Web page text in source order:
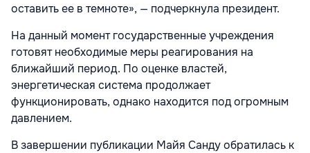
оставить ее в темноте», — подчеркнула президент.
На данный момент государственные учреждения
готовят необходимые меры реагирования на
ближайший период. По оценке властей,
энергетическая система продолжает
функционировать, однако находится под огромным
давлением.
В завершении публикации Майя Санду обратилась к